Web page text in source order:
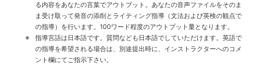
る内容をあなたの言葉でアウトプット。あなたの音声ファイルをそのま
ま受け取って発音の添削とライティング指導（文法および英検の観点で
の指導）を行います。100ワード程度のアウトプット量となります。
指導言語は日本語です。質問なども日本語でしていただけます。英語で
の指導を希望される場合は、別途提出時に、インストラクターへのコメ
ント欄にてご指示下さい。